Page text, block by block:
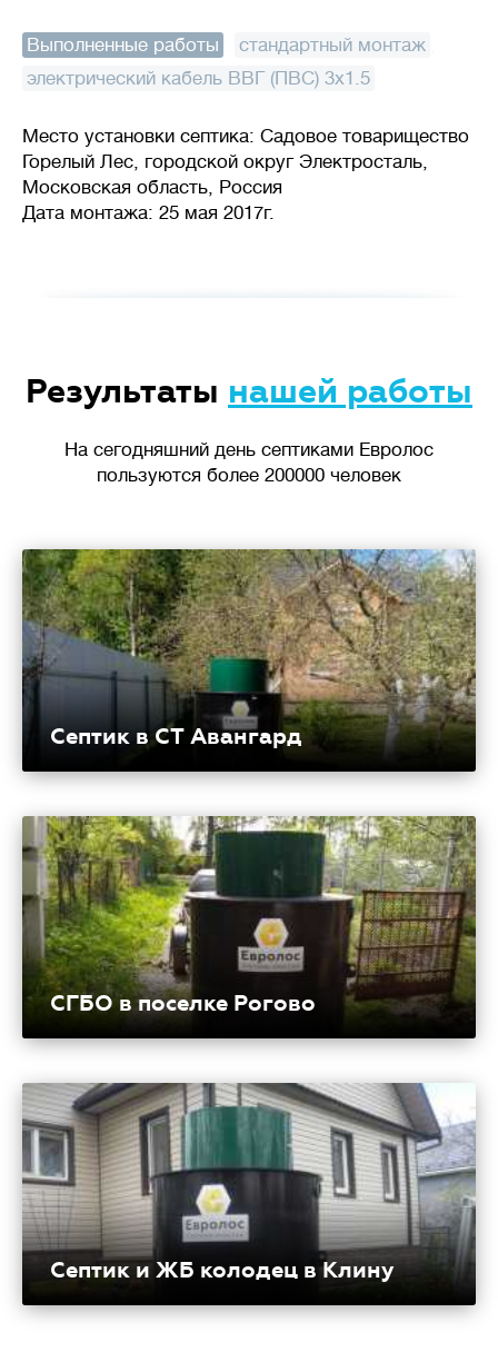
Выполненные работы стандартный монтаж
электрический кабель ВВГ (ПВС) 3x1.5
Место установки септика: Садовое товарищество
Горелый Лес, городской округ Электросталь,
Московская область, Россия
Дата монтажа: 25 мая 2017г.
Результаты нашей работы
На сегодняшний день септиками Евролос
пользуются более 200000 человек
Септик в СТ Авангард
СГБО в поселке Рогово
Септик и ЖБ колодец в Клину